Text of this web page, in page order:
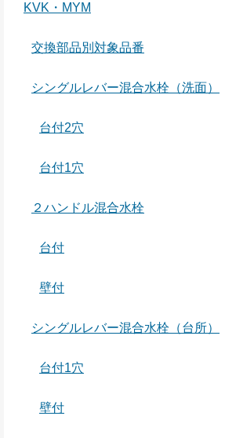
KVK・MYM
交換部品別対象品番
シングルレバー混合水栓（洗面）
台付2穴
台付1穴
２ハンドル混合水栓
台付
壁付
シングルレバー混合水栓（台所）
台付1穴
壁付